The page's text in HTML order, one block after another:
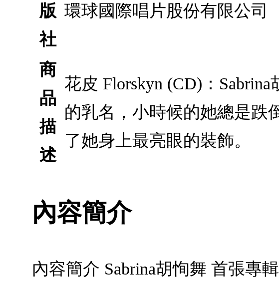
版
社
環球國際唱片股份有限公司
商
品
描
述
花皮 Florskyn (CD)：
的乳名，小時候的她總是跌
了她身上最亮眼的裝飾。
內容簡介
內容簡介 Sabrina胡恂舞 首張專